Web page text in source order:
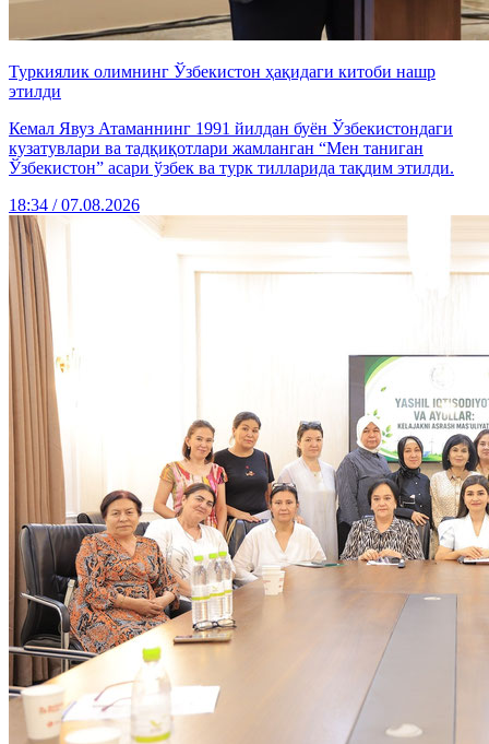
Туркиялик олимнинг Ўзбекистон ҳақидаги китоби нашр
этилди
Кемал Явуз Атаманнинг 1991 йилдан буён Ўзбекистондаги
кузатувлари ва тадқиқотлари жамланган “Мен таниган
Ўзбекистон” асари ўзбек ва турк тилларида тақдим этилди.
18:34 / 07.08.2026